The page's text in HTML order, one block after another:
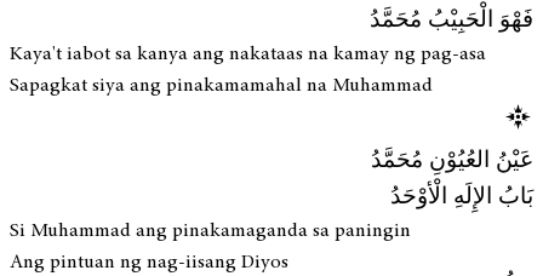
فَهْوَ الْحَبِيْبُ مُحَمَّدُ
Kaya't iabot sa kanya ang nakataas na kamay ng pag-asa
Sapagkat siya ang pinakamamahal na Muhammad
عَيْنُ العُيُوْنِ مُحَمَّدُ
بَابُ الإِلَهِ الْأوْحَدُ
Si Muhammad ang pinakamaganda sa paningin
Ang pintuan ng nag-iisang Diyos